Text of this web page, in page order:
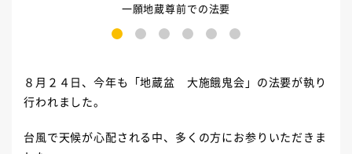
一願地蔵尊前での法要
3 4 5 6
８月２４日、今年も「地蔵盆 大施餓鬼会」の法要が執り
行われました。
台風で天候が心配される中、多くの方にお参りいただきま